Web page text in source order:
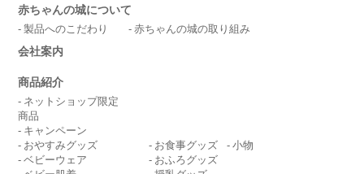
赤ちゃんの城について
製品へのこだわり 赤ちゃんの城の取り組み
会社案内
商品紹介
ネットショップ限定
商品
キャンペーン
おやすみグッズ
ベビーウェア
お食事グッズ
小物
おふろグッズ